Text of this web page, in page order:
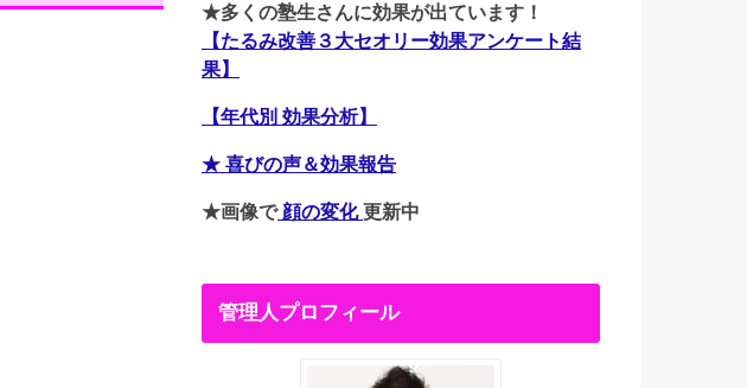
★多くの塾生さんに効果が出ています！
【たるみ改善３大セオリー効果アンケート結
果】
【年代別 効果分析】
★ 喜びの声＆効果報告
★画像で顔の変化更新中
管理人プロフィール